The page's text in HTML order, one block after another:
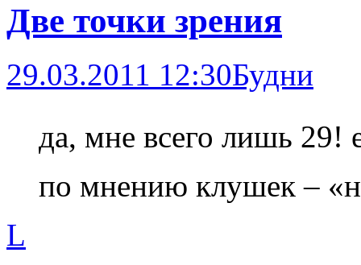
Две точки зрения
29.03.2011 12:30Будни
да, мне всего лишь
по мнению клушек –
L